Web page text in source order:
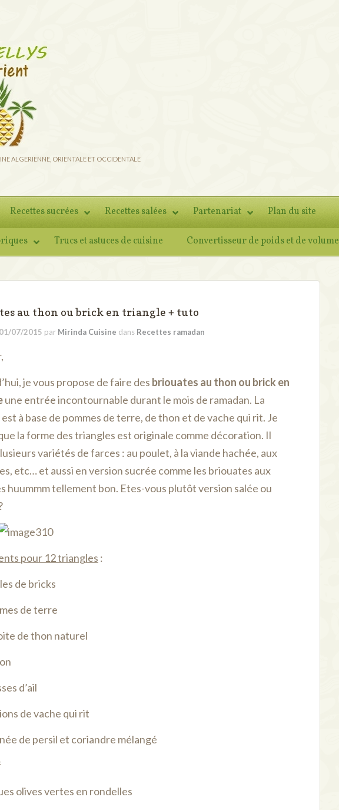
ALGERIENNE, ORIENTALE ET OCCIDENTALE
Recettes sucrées Recettes salées Partenariat Plan du site
Trucs et astuces de cuisine Convertisseur de poids et de volume
au thon ou brick en triangle + tuto
01/07/2015 par Mirinda Cuisine dans Recettes ramadan
je vous propose de faire des briouates au thon ou brick en
une entrée incontournable durant le mois de ramadan. La
à base de pommes de terre, de thon et de vache qui rit. Je
la forme des triangles est originale comme décoration. Il
variétés de farces : au poulet, à la viande hachée, aux
etc… et aussi en version sucrée comme les briouates aux
huummm tellement bon. Etes-vous plutôt version salée ou
pour 12 triangles :
de bricks
de terre
de thon naturel
d’ail
de vache qui rit
de persil et coriandre mélangé
olives vertes en rondelles